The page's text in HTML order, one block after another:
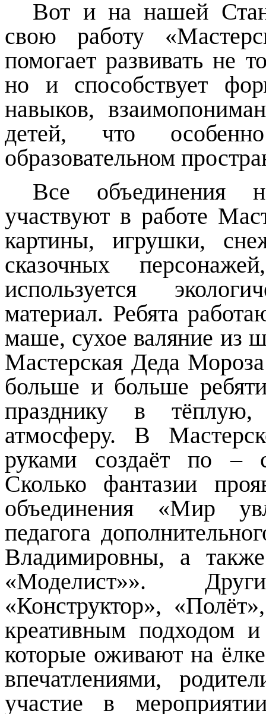
Вот и на нашей
свою работу
помогает развивать не
но и способствует
навыков,
детей, что
образовательном
Все объединения
участвуют в работе
картины, игрушки,
сказочных
используется
материал. Ребята
маше, сухое валяние из
Мастерская Деда
больше и больше
празднику в
атмосферу. В
руками создаёт по –
Сколько фантазии
объединения «Мир
педагога
Владимировны, а
«Моделист»».
«Конструктор»,
креативным подходом
которые оживают на
впечатлениями,
участие в